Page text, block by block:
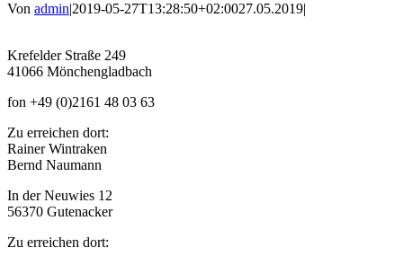
Von admin|2019-05-27T13:28:50+02:0027.05.2019|
Krefelder Straße 249
41066 Mönchengladbach
fon +49 (0)2161 48 03 63
Zu erreichen dort:
Rainer Wintraken
Bernd Naumann
In der Neuwies 12
56370 Gutenacker
Zu erreichen dort: